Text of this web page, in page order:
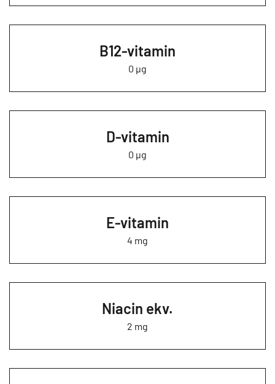
B12-vitamin
0 µg
D-vitamin
0 µg
E-vitamin
4 mg
Niacin ekv.
2 mg